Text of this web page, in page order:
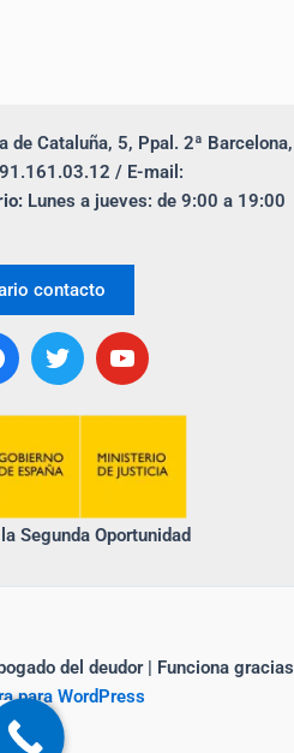
de Cataluña, 5, Ppal. 2ª Barcelona,
/ E-mail:
Lunes a jueves: de 9:00 a 19:00
contacto
Segunda Oportunidad
del deudor | Funciona gracias
para WordPress